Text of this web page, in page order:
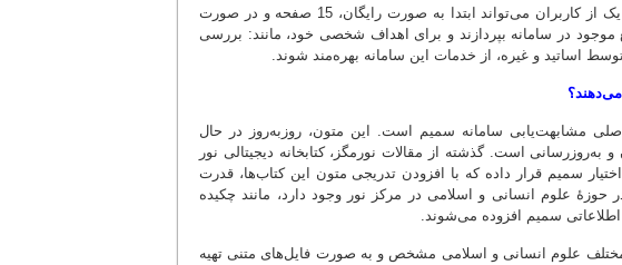
البته به کاربران انفرادی هم خدمت‌رسانی صورت می‌گیرد و هر یک از کاربران می‌تواند ابتدا به صورت رایگان، 15 صفحه و در صورت
موجود در سامانه بپردازند و برای اهداف شخصی خود، مانند: بررسی
اساتید و غیره، از خدمات این سامانه بهره‌مند شوند.
مشابهت‌یابی سامانه سمیم است. این متون، روز‌به‌روز در حال
است. گذشته از مقالات نورمگز، کتابخانه دیجیتالی نور
سمیم قرار داده که با افزودن تدریجی متون این کتاب‌ها، قدرت
علوم انسانی و اسلامی در مرکز نور وجود دارد، مانند چکیده
اطلاعاتی سمیم افزوده می‌شوند.
مختلف علوم انسانی و اسلامی مشخص و به صورت فایل‌های متنی تهیه